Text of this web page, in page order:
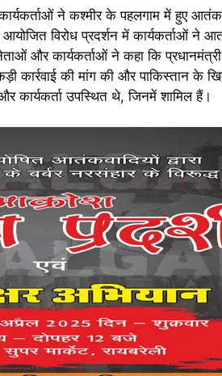
ने कश्मीर के पहलगाम में हुए
विरोध प्रदर्शन में कार्यकर्ताओं ने
और कार्यकर्ताओं ने कहा कि
कार्रवाई की मांग की और पाकिस्तान के
कार्यकर्ता उपस्थित थे, जिनमें शामिल हैं।